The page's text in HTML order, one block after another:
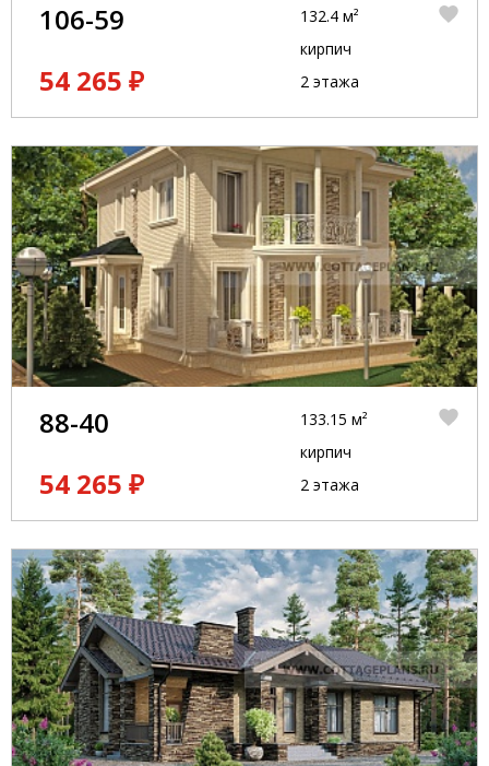
106-59
54 265 ₽
132.4 м²
кирпич
2 этажа
88-40
54 265 ₽
133.15 м²
кирпич
2 этажа